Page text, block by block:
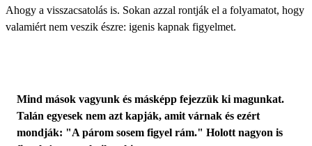
Ahogy a visszacsatolás is. Sokan azzal rontják el a folyamatot, hogy
valamiért nem veszik észre: igenis kapnak figyelmet.
Mind mások vagyunk és másképp fejezzük ki magunkat.
Talán egyesek nem azt kapják, amit várnak és ezért
mondják: "A párom sosem figyel rám." Holott nagyon is